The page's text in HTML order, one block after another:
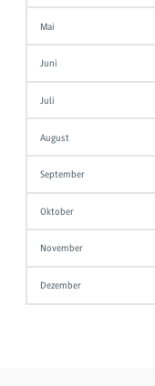
Mai
Juni
Juli
August
September
Oktober
November
Dezember